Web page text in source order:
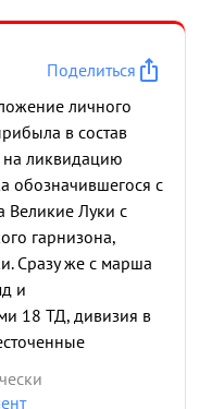
Поделиться
личного
в состав
ликвидацию
обозначившегося с
Великие Луки с
гарнизона,
Сразу же с марша
и
18 ТД, дивизия в
собой
противника.